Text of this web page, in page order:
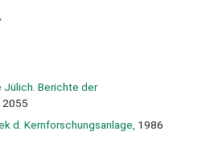
Jülich. Berichte der
2055
d. Kernforschungsanlage, 1986